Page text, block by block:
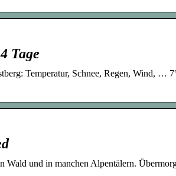
Tage
Temperatur, Schnee, Regen, Wind, …
Wald und in manchen Alpentälern.